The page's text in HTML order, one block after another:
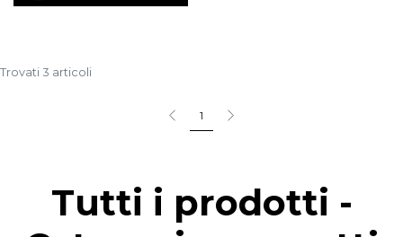
Trovati 3 articoli
1
Tutti i prodotti -